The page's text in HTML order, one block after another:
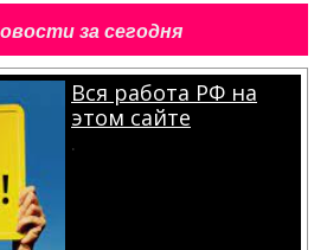
за сегодня
Вся работа РФ на
этом сайте
.